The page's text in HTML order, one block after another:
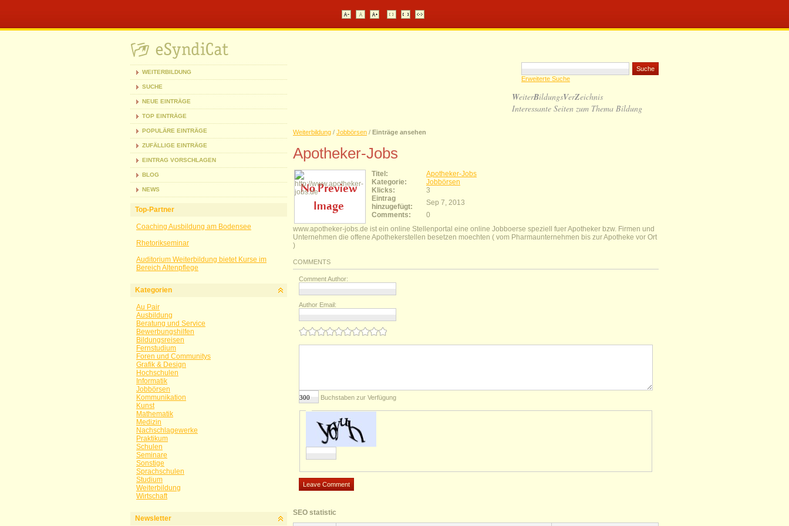
WEITERBILDUNG
SUCHE
NEUE EINTRÄGE
TOP EINTRÄGE
POPULÄRE EINTRÄGE
ZUFÄLLIGE EINTRÄGE
EINTRAG VORSCHLAGEN
BLOG
NEWS
Top-Partner
Coaching Ausbildung am Bodensee
Rhetorikseminar
Auditorium Weiterbildung bietet Kurse im
Bereich Altenpflege
Kategorien
Au Pair
Ausbildung
Beratung und Service
Bewerbungshilfen
Bildungsreisen
Fernstudium
Foren und Communitys
Grafik & Design
Hochschulen
Informatik
Jobbörsen
Kommunikation
Kunst
Mathematik
Medizin
Nachschlagewerke
Praktikum
Schulen
Seminare
Sonstige
Sprachschulen
Studium
Weiterbildung
Wirtschaft
Newsletter
Erweiterte Suche
WeiterBildungsVerZeichnis
Interessante Seiten zum Thema Bildung
Weiterbildung / Jobbörsen / Einträge ansehen
Apotheker-Jobs
Titel:
Apotheker-Jobs
Kategorie:
Jobbörsen
Klicks:
3
Eintrag
hinzugefügt:
Sep 7, 2013
Comments:
0
www.apotheker-jobs.de ist ein online Stellenportal eine online Jobboerse speziell fuer Apotheker bzw. Firmen und
Unternehmen die offene Apothekerstellen besetzen moechten ( vom Pharmaunternehmen bis zur Apotheke vor Ort
)
COMMENTS
Comment Author:
Author Email:
Buchstaben zur Verfügung
SEO statistic